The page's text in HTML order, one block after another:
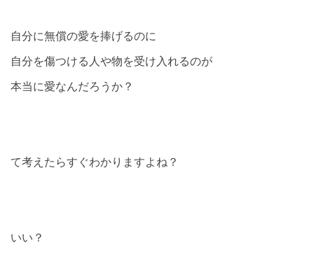
自分に無償の愛を捧げるのに
自分を傷つける人や物を受け入れるのが
本当に愛なんだろうか？
て考えたらすぐわかりますよね？
いい？